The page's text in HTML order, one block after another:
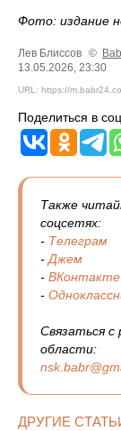
Фото: издание
Лев Блиссов ©
13.05.2026, 23:30
URL: https://
Поделиться в
Также
соцсетях:
- Телеграм
-Джем
- ВКонтакте
-
Связаться с
области:
ДРУГИЕ